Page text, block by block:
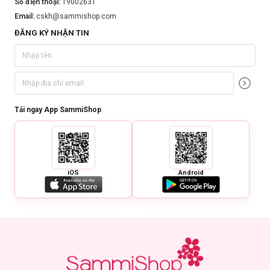
Số điện thoại: 19002631
Email: cskh@sammishop.com
ĐĂNG KÝ NHẬN TIN
Tải ngay App SammiShop
iOS Android